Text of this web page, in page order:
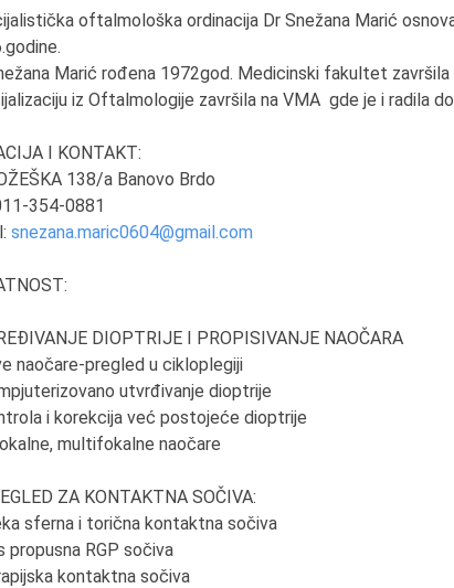
oftalmološka ordinacija Dr Snežana Marić
Marić rođena 1972god. Medicinski fakultet završila
iz Oftalmologije završila na VMA gde je i radila
I KONTAKT:
138/a Banovo Brdo
354-0881
snezana.maric0604@gmail.com
DIOPTRIJE I PROPISIVANJE NAOČARA
naočare-pregled u cikloplegiji
utvrđivanje dioptrije
i korekcija već postojeće dioptrije
multifokalne naočare
ZA KONTAKTNA SOČIVA:
sferna i torična kontaktna sočiva
propusna RGP sočiva
kontaktna sočiva